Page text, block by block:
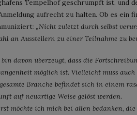
Tempelhof geschrumpft ist, und
aufrecht zu halten. Ob es ein
„Nicht zuletzt durch selbst
an Ausstellern zu einer Teilnahme zu
bin davon überzeugt, dass die
möglich ist. Vielleicht muss
Branche befindet sich in einem
auf neuartige Weise gelöst werden.
möchte ich mich bei allen bedanken,